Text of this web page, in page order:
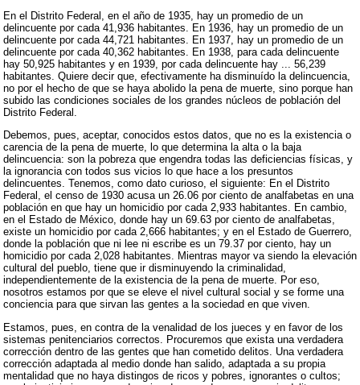
En el Distrito Federal, en el año de 1935, hay un promedio de un
delincuente por cada 41,936 habitantes. En 1936, hay un promedio de un
delincuente por cada 44,721 habitantes. En 1937, hay un promedio de un
delincuente por cada 40,362 habitantes. En 1938, para cada delincuente
hay 50,925 habitantes y en 1939, por cada delincuente hay ... 56,239
habitantes. Quiere decir que, efectivamente ha disminuído la delincuencia,
no por el hecho de que se haya abolido la pena de muerte, sino porque han
subido las condiciones sociales de los grandes núcleos de población del
Distrito Federal.
Debemos, pues, aceptar, conocidos estos datos, que no es la existencia o
carencia de la pena de muerte, lo que determina la alta o la baja
delincuencia: son la pobreza que engendra todas las deficiencias físicas, y
la ignorancia con todos sus vicios lo que hace a los presuntos
delincuentes. Tenemos, como dato curioso, el siguiente: En el Distrito
Federal, el censo de 1930 acusa un 26.06 por ciento de analfabetas en una
población en que hay un homicidio por cada 2,933 habitantes. En cambio,
en el Estado de México, donde hay un 69.63 por ciento de analfabetas,
existe un homicidio por cada 2,666 habitantes; y en el Estado de Guerrero,
donde la población que ni lee ni escribe es un 79.37 por ciento, hay un
homicidio por cada 2,028 habitantes. Mientras mayor va siendo la elevación
cultural del pueblo, tiene que ir disminuyendo la criminalidad,
independientemente de la existencia de la pena de muerte. Por eso,
nosotros estamos por que se eleve el nivel cultural social y se forme una
conciencia para que sirvan las gentes a la sociedad en que viven.
Estamos, pues, en contra de la venalidad de los jueces y en favor de los
sistemas penitenciarios correctos. Procuremos que exista una verdadera
corrección dentro de las gentes que han cometido delitos. Una verdadera
corrección adaptada al medio donde han salido, adaptada a su propia
mentalidad que no haya distingos de ricos y pobres, ignorantes o cultos;